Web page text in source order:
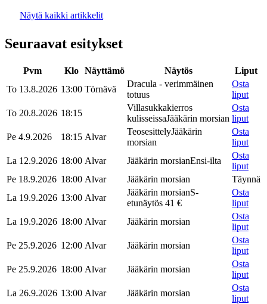
Näytä kaikki artikkelit
Seuraavat esitykset
Pvm Klo Näyttämö Näytös
Liput
To 13.8.2026 13:00 Törnävä
Dracula - verimmäinen
totuus
Osta
liput
To 20.8.2026 18:15
Villasukkakierros
kulisseissaJääkärin morsian
Osta
liput
Pe 4.9.2026
18:15 Alvar
TeosesittelyJääkärin
morsian
Osta
liput
La 12.9.2026 18:00 Alvar Jääkärin morsianEnsi-ilta
Osta
liput
Pe 18.9.2026 18:00 Alvar Jääkärin morsian
Täynnä
La 19.9.2026 13:00 Alvar
Jääkärin morsianS-
etunäytös 41 €
Osta
liput
La 19.9.2026 18:00 Alvar Jääkärin morsian
Osta
liput
Pe 25.9.2026 12:00 Alvar Jääkärin morsian
Osta
liput
Pe 25.9.2026 18:00 Alvar Jääkärin morsian
Osta
liput
La 26.9.2026 13:00 Alvar Jääkärin morsian
Osta
liput